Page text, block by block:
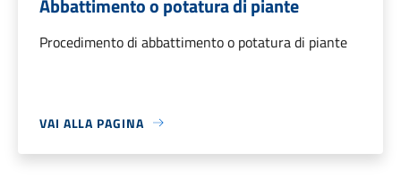
Procedimento di abbattimento o potatura di piante
VAI ALLA PAGINA